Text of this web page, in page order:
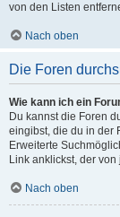
von den Listen
Nach oben
Die Foren
Wie kann ich ein
Du kannst die Foren
eingibst, die du in der
Erweiterte
Link anklickst, der
Nach oben